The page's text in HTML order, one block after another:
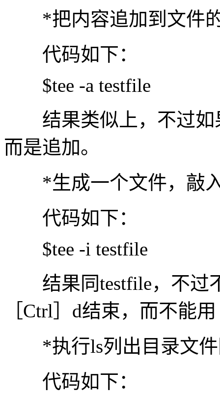
*把内容追加到文件
代码如下：
$tee -a testfile
结果类似上，不过如
而是追加。
*生成一个文件，敲入
代码如下：
$tee -i testfile
结果同testfile，不过
［Ctrl］d结束，而不能
*执行ls列出目录文件
代码如下：